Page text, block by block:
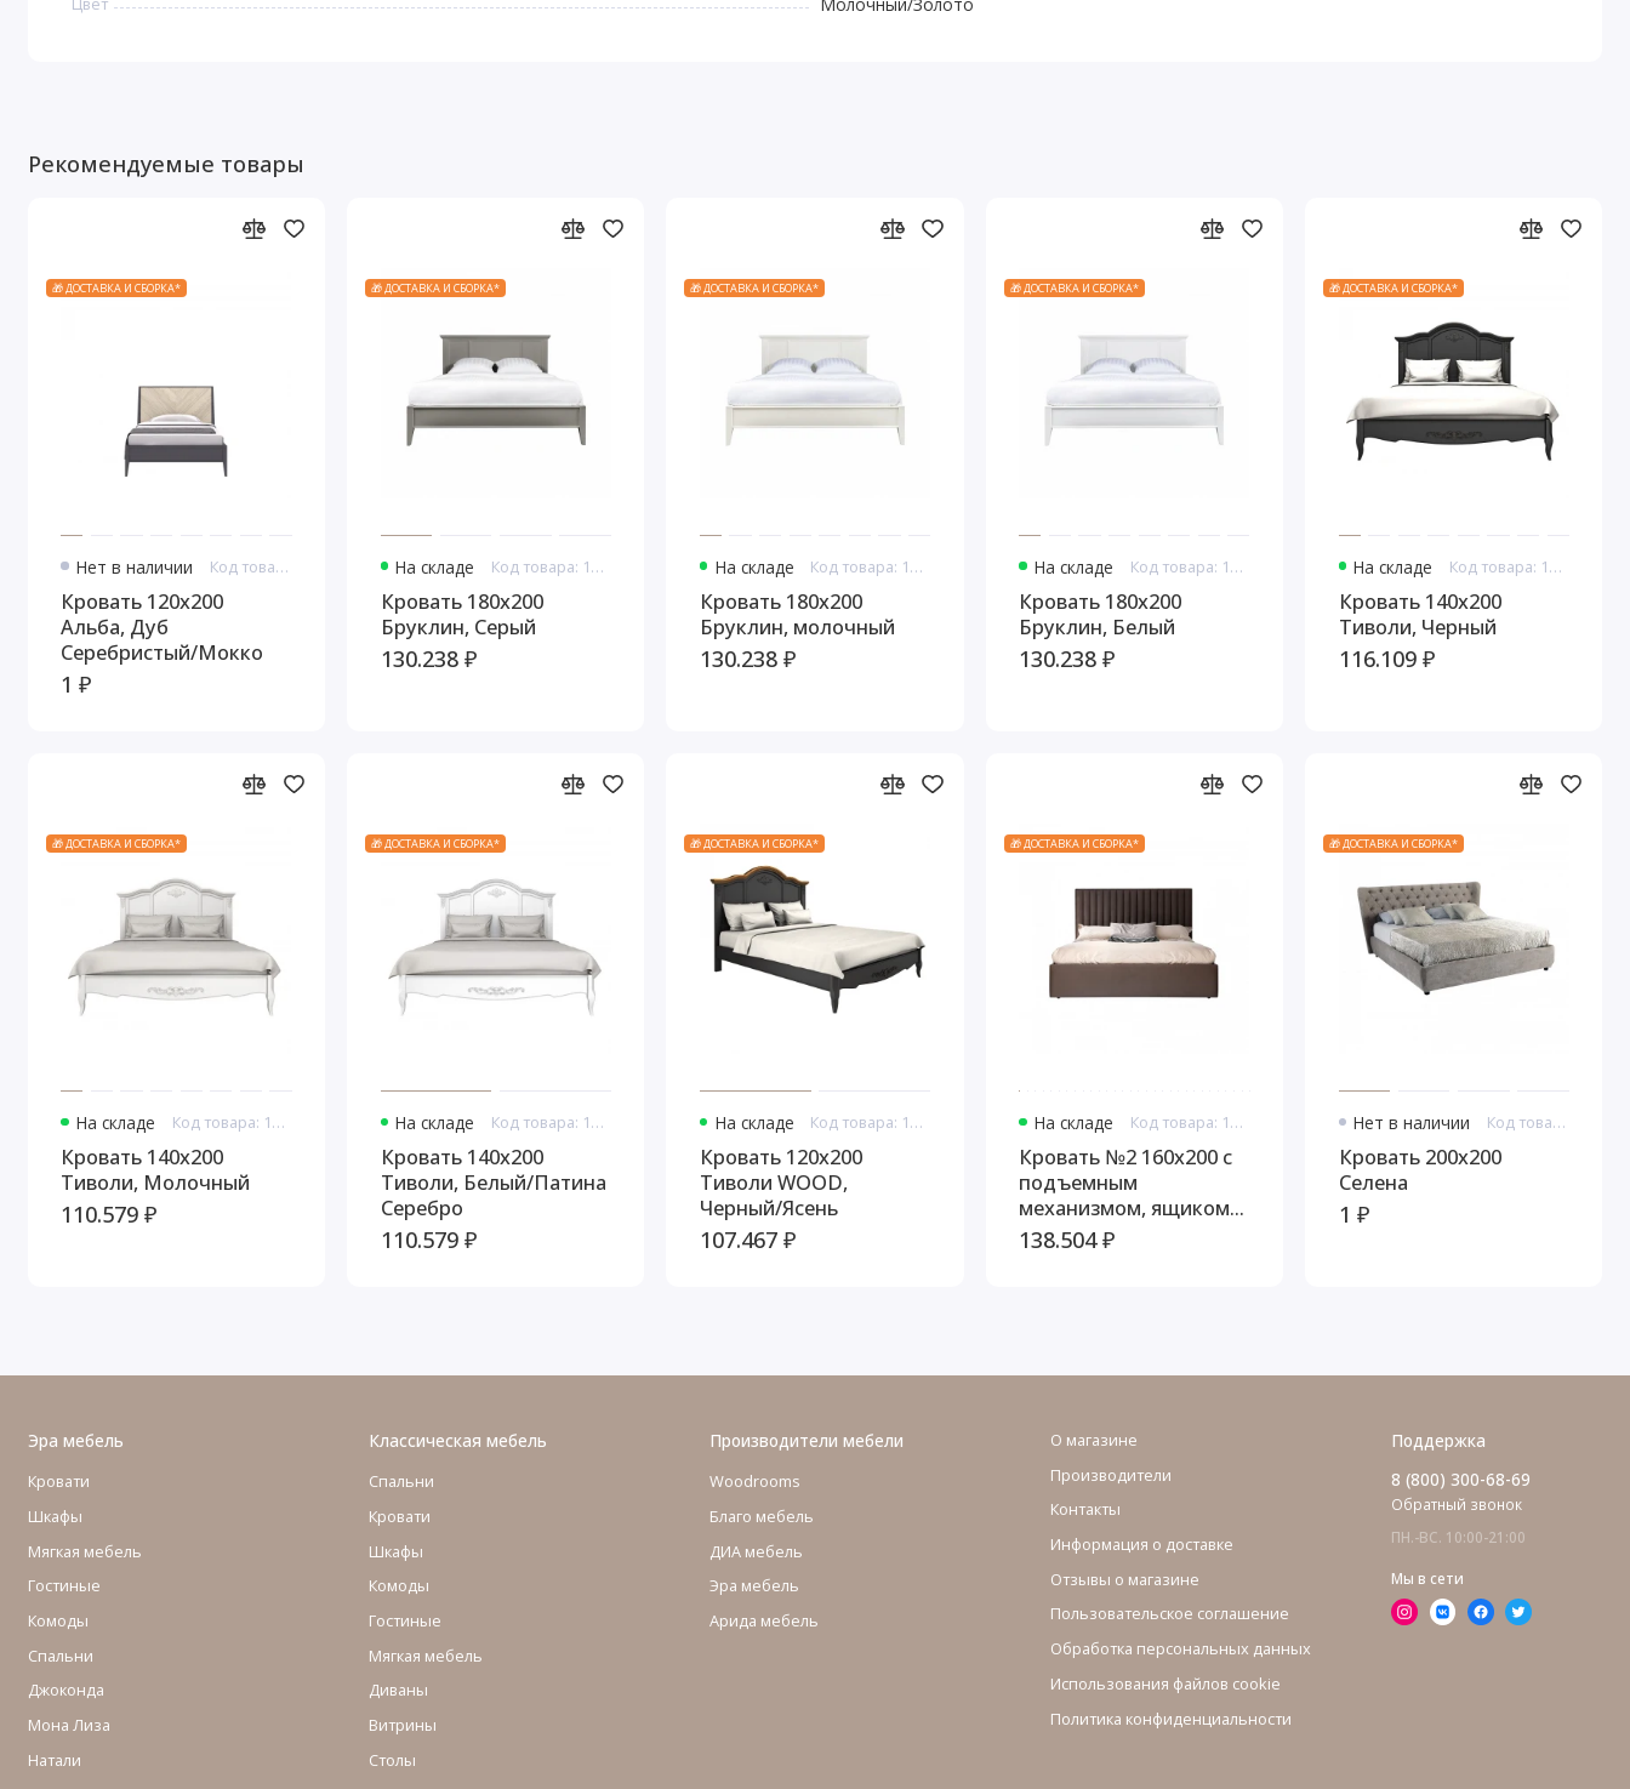
Рекомендуемые товары
🎁 ДОСТАВКА И СБОРКА*
Нет в наличии Код товара: 10747
Кровать 120x200
Альба, Дуб
Серебристый/Мокко
1 ₽
🎁 ДОСТАВКА И СБОРКА*
На складе Код товара: 10763
Кровать 180x200
Бруклин, Серый
130.238 ₽
🎁 ДОСТАВКА И СБОРКА*
На складе Код товара: 10775
Кровать 180x200
Бруклин, молочный
130.238 ₽
🎁 ДОСТАВКА И СБОРКА*
На складе Код товара: 10787
Кровать 180x200
Бруклин, Белый
130.238 ₽
🎁 ДОСТАВКА И СБОРКА*
На складе Код товара: 10843
Кровать 140x200
Тиволи, Черный
116.109 ₽
🎁 ДОСТАВКА И СБОРКА*
На складе Код товара: 10867
Кровать 140x200
Тиволи, Молочный
110.579 ₽
🎁 ДОСТАВКА И СБОРКА*
На складе Код товара: 10879
Кровать 140x200
Тиволи, Белый/Патина
Серебро
110.579 ₽
🎁 ДОСТАВКА И СБОРКА*
На складе Код товара: 10893
Кровать 120x200
Тиволи WOOD,
Черный/Ясень
107.467 ₽
🎁 ДОСТАВКА И СБОРКА*
На складе Код товара: 11028
Кровать №2 160x200 с
подъемным
механизмом, ящиком
для белья, Ницца
138.504 ₽
🎁 ДОСТАВКА И СБОРКА*
Нет в наличии Код товара: 11059
Кровать 200x200
Селена
1 ₽
Эра мебель
Кровати
Шкафы
Мягкая мебель
Гостиные
Комоды
Cпальни
Джоконда
Мона Лиза
Натали
Классическая мебель
Спальни
Кровати
Шкафы
Комоды
Гостиные
Мягкая мебель
Диваны
Витрины
Столы
Производители мебели
Woodrooms
Благо мебель
ДИА мебель
Эра мебель
Арида мебель
О магазине
Производители
Контакты
Информация о доставке
Отзывы о магазине
Пользовательское соглашение
Обработка персональных данных
Использования файлов cookie
Политика конфиденциальности
Поддержка
8 (800) 300-68-69
Обратный звонок
ПН.-ВС. 10:00-21:00
Мы в сети